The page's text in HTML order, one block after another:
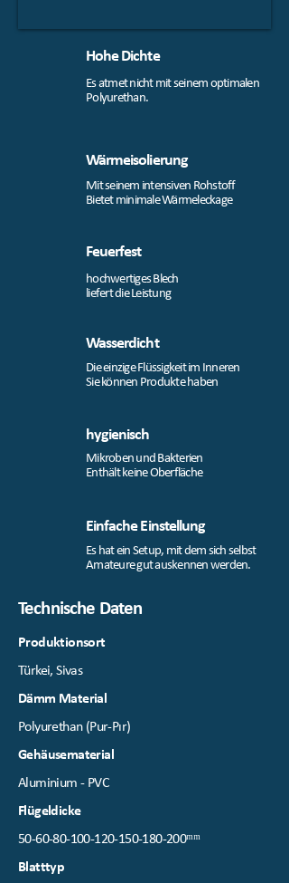
Hohe Dichte
Es atmet nicht mit seinem optimalen
Polyurethan.
Wärmeisolierung
Mit seinem intensiven Rohstoff
Bietet minimale Wärmeleckage
Feuerfest
hochwertiges Blech
liefert die Leistung
Wasserdicht
Die einzige Flüssigkeit im Inneren
Sie können Produkte haben
hygienisch
Mikroben und Bakterien
Enthält keine Oberfläche
Einfache Einstellung
Es hat ein Setup, mit dem sich selbst
Amateure gut auskennen werden.
Technische Daten
Produktionsort
Türkei, Sivas
Dämm Material
Polyurethan (Pur-Pır)
Gehäusematerial
Aluminium - PVC
Flügeldicke
50-60-80-100-120-150-180-200ᵐᵐ
Blatttyp